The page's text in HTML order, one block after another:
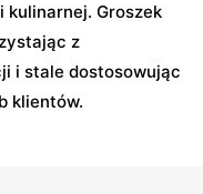
Groszek
z
i stale dostosowując
klientów.